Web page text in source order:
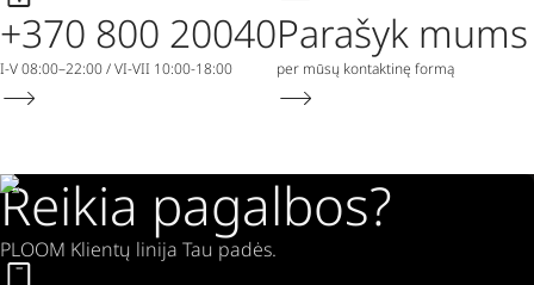
+370 800 20040
I-V 08:00–22:00 / VI-VII 10:00-18:00
Parašyk mums
per mūsų kontaktinę formą
Reikia pagalbos?
PLOOM Klientų linija Tau padės.